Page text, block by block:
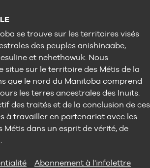
se trouve sur les territoires visés
des peuples anishinaabe,
et nehethowuk. Nous
situe sur le territoire des Métis de la
que le nord du Manitoba comprend
les terres ancestrales des Inuits.
des traités et de la conclusion de ces
à travailler en partenariat avec les
Métis dans un esprit de vérité, de
Abonnement à l'infolettre